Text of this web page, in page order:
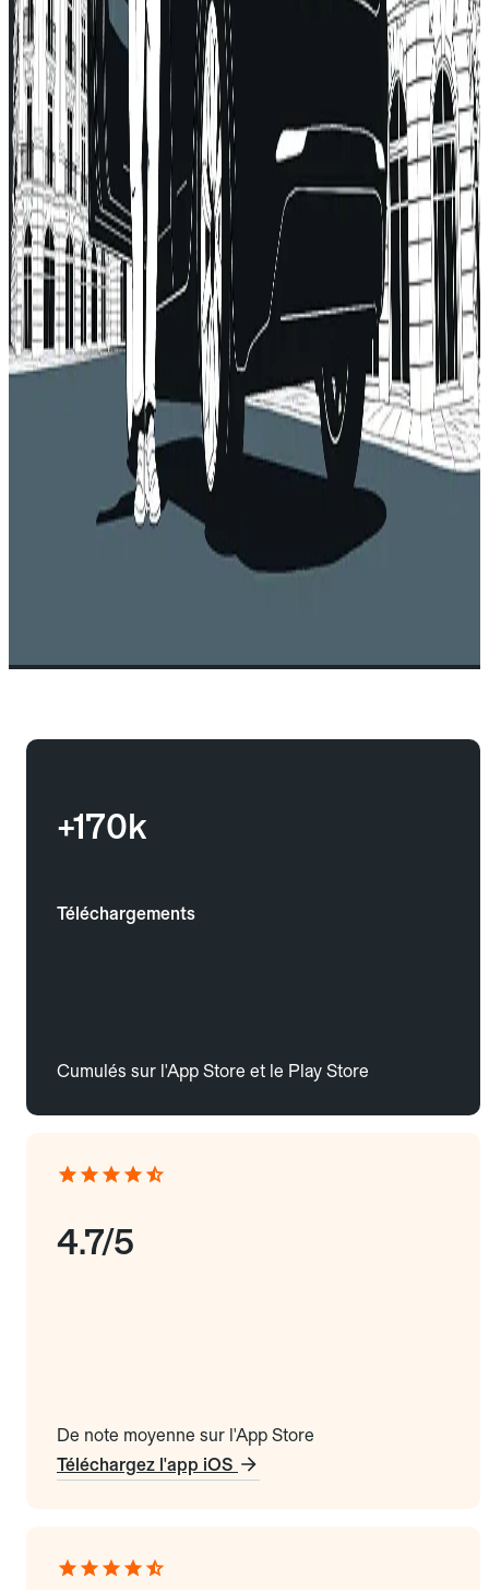
+170k
Téléchargements
Cumulés sur l'App Store et le Play Store
4.7/5
De note moyenne sur l'App Store
Téléchargez l'app iOS